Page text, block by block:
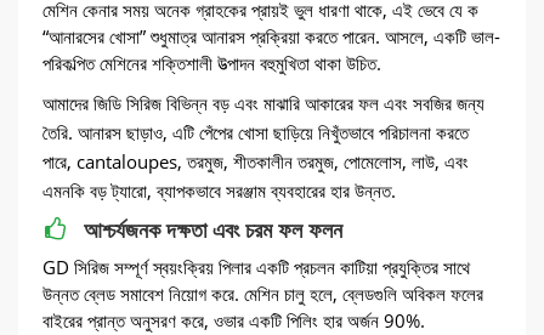
মেশিন কেনার সময় অনেক গ্রাহকের প্রায়ই ভুল ধারণা থাকে, এই ভেবে যে ক
“আনারসের খোসা” শুধুমাত্র আনারস প্রক্রিয়া করতে পারেন. আসলে, একটি ভাল-
পরিকল্পিত মেশিনের শক্তিশালী উত্পাদন বহুমুখিতা থাকা উচিত.
আমাদের জিডি সিরিজ বিভিন্ন বড় এবং মাঝারি আকারের ফল এবং সবজির জন্য
তৈরি. আনারস ছাড়াও, এটি পেঁপের খোসা ছাড়িয়ে নিখুঁতভাবে পরিচালনা করতে
পারে, cantaloupes, তরমুজ, শীতকালীন তরমুজ, পোমেলোস, লাউ, এবং
এমনকি বড় ট্যারো, ব্যাপকভাবে সরঞ্জাম ব্যবহারের হার উন্নত.
আশ্চর্যজনক দক্ষতা এবং চরম ফল ফলন
GD সিরিজ সম্পূর্ণ স্বয়ংক্রিয় পিলার একটি প্রচলন কাটিয়া প্রযুক্তির সাথে
উন্নত ব্লেড সমাবেশ নিয়োগ করে. মেশিন চালু হলে, ব্লেডগুলি অবিকল ফলের
বাইরের প্রান্ত অনুসরণ করে, ওভার একটি পিলিং হার অর্জন 90%.